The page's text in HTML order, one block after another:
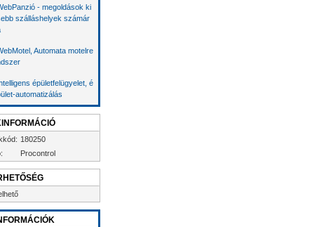
- megoldások ki
szálláshelyek számár
Automata motelre
épületfelügyelet, é
automatizálás
180250
Procontrol